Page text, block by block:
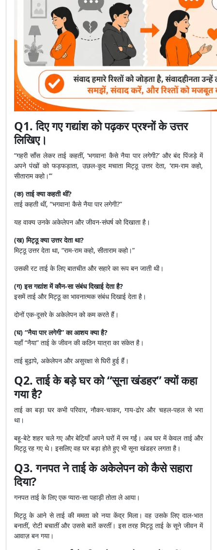
Q1. दिए गए गद्यांश को पढ़कर प्रश्नों के उत्तर
लिखिए।
“गहरी साँस लेकर ताई कहतीं, ‘भगवान! कैसे नैया पार लगेगी?’ और बंद पिंजड़े में
अपने पंखों को फड़फड़ाता, उछल-कूद मचाता मिट्ठू उत्तर देता, ‘राम-राम कहो,
सीताराम कहो।’”
(क) ताई क्या कहती थीं?
ताई कहती थीं, “भगवान! कैसे नैया पार लगेगी?”
यह वाक्य उनके अकेलेपन और जीवन-संघर्ष को दिखाता है।
(ख) मिट्ठू क्या उत्तर देता था?
मिट्ठू उत्तर देता था, “राम-राम कहो, सीताराम कहो।”
उसकी रट ताई के लिए बातचीत और सहारे का रूप बन जाती थी।
(ग) इस गद्यांश में कौन-सा संबंध दिखाई देता है?
इसमें ताई और मिट्ठू का भावनात्मक संबंध दिखाई देता है।
दोनों एक-दूसरे के अकेलेपन को कम करते हैं।
(घ) “नैया पार लगेगी” का आशय क्या है?
यहाँ “नैया” ताई के जीवन की कठिन यात्रा का संकेत है।
ताई बुढ़ापे, अकेलेपन और असुरक्षा से घिरी हुई हैं।
Q2. ताई के बड़े घर को “सूना खंडहर” क्यों कहा
गया है?
ताई का बड़ा घर कभी परिवार, नौकर-चाकर, गाय-ढोर और चहल-पहल से भरा
था।
बहू-बेटे शहर चले गए और बेटियाँ अपने घरों में रम गईं। अब घर में केवल ताई और
मिट्ठू रह गए थे। इसलिए वह घर बड़ा होते हुए भी सूना खंडहर लगता है।
Q3. गनपत ने ताई के अकेलेपन को कैसे सहारा
दिया?
गनपत ताई के लिए एक प्यारा-सा पहाड़ी तोता ले आया।
मिट्ठू के आने से ताई की ममता को नया केंद्र मिला। वह उसके लिए दाल-भात
बनातीं, रोटी बचातीं और उससे बातें करतीं। इस तरह मिट्ठू ताई के सूने जीवन में
आवाज़ बन गया।